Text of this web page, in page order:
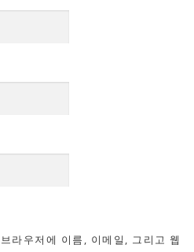
라우저에 이름, 이메일, 그리고 웹